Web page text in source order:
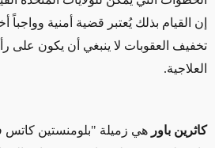
إن القيام بذلك يُعتبر قضية أمنية
تخفيف العقوبات لا ينبغي أن يكون على
العلاجية.
كاثرين باور هي زميلة "بلومنستين كاتس